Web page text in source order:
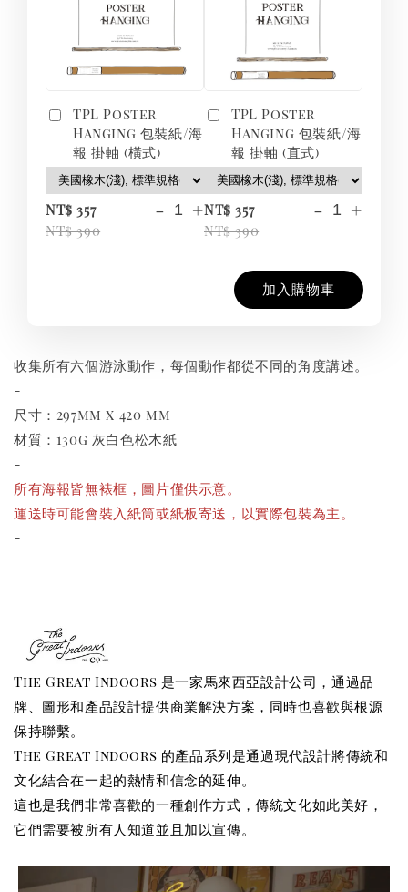
TPL Poster
Hanging 包裝紙/海
報 掛軸 (橫式)
NT$ 357
NT$ 390
- +
TPL Poster
Hanging 包裝紙/海
報 掛軸 (直式)
NT$ 357
NT$ 390
- +
加入購物車
收集所有六個游泳動作，每個動作都從不同的角度講述。
-
尺寸：297mm x 420 mm
材質：130g 灰白色松木紙
-
所有海報皆無裱框，圖片僅供示意。
運送時可能會裝入紙筒或紙板寄送，以實際包裝為主。
-
The Great Indoors 是一家馬來西亞設計公司，通過品
牌、圖形和產品設計提供商業解決方案，同時也喜歡與根源
保持聯繫。
The Great Indoors 的產品系列是通過現代設計將傳統和
文化結合在一起的熱情和信念的延伸。
這也是我們非常喜歡的一種創作方式，傳統文化如此美好，
它們需要被所有人知道並且加以宣傳。